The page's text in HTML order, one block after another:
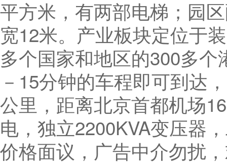
平方米，有两部电梯；园
宽12米。产业板块定位于
多个国家和地区的300多
－15分钟的车程即可到达
公里，距离北京首都机场
电，独立2200KVA变压器
价格面议，广告中介勿扰